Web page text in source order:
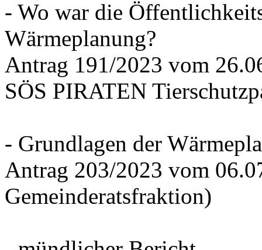
- Wo war die
Wärmeplanung?
Antrag 191/2023 vom
SÖS PIRATEN
- Grundlagen der
Antrag 203/2023 vom
Gemeinderatsfraktion)